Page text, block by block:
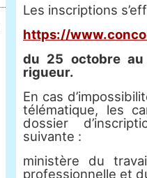
Les inscriptions
https://
du 25 octobre
rigueur.
En cas
télématique, les
dossier
suivante :
ministère du
professionnelle et